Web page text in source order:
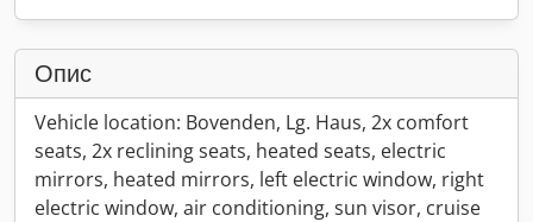
Опис
Vehicle location: Bovenden, Lg. Haus, 2x comfort
seats, 2x reclining seats, heated seats, electric
mirrors, heated mirrors, left electric window, right
electric window, air conditioning, sun visor, cruise